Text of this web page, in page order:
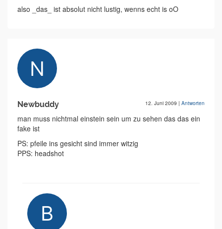
also _das_ ist absolut nicht lustig, wenns echt is oO
Newbuddy 12. Juni 2009 | Antworten
man muss nichtmal einstein sein um zu sehen das das ein
fake ist
PS: pfeile ins gesicht sind immer witzig
PPS: headshot